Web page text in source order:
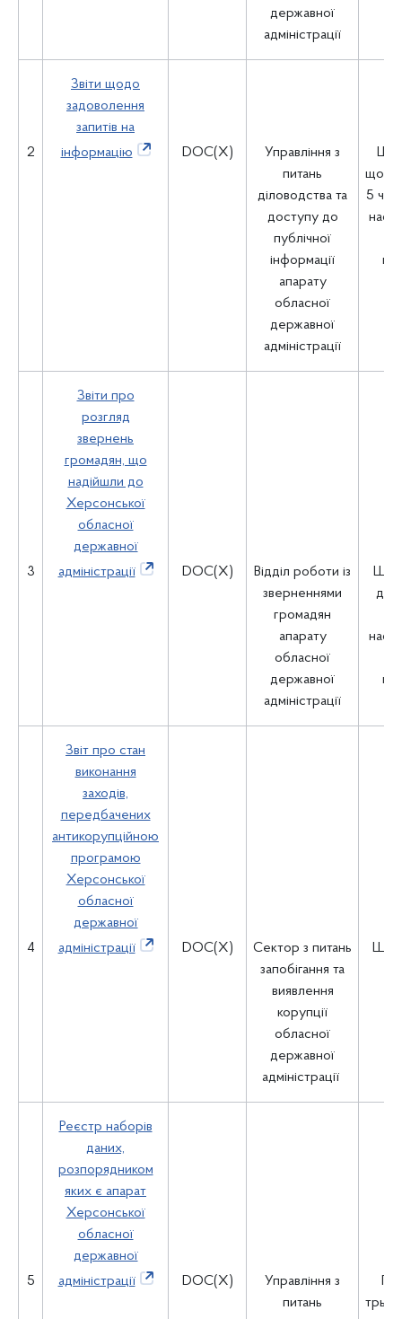
державної
адміністрації
2
Звіти щодо
задоволення
запитів на
інформацію
DOC(X)
Управління з
питань
діловодства та
доступу до
публічної
інформації
апарату
обласної
державної
адміністрації
5
3
Звіти про
розгляд
звернень
громадян, що
надійшли до
Херсонської
обласної
державної
адміністрації
DOC(X)
Відділ роботи із
зверненнями
громадян
апарату
обласної
державної
адміністрації
до
4
Звіт про стан
виконання
заходів,
передбачених
антикорупційною
програмою
Херсонської
обласної
державної
адміністрації
DOC(X)
Сектор з питань
запобігання та
виявлення
корупції
обласної
державної
адміністрації
5
Реєстр наборів
даних,
розпорядником
яких є апарат
Херсонської
обласної
державної
адміністрації
DOC(X)
Управління з
питань